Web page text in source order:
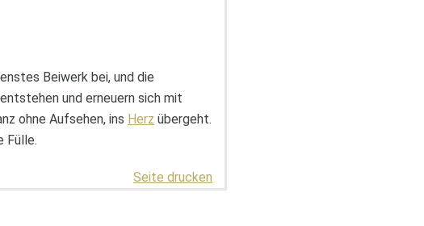
Beiwerk bei, und die
und erneuern sich mit
ohne Aufsehen, ins Herz übergeht.
Fülle.
Seite drucken